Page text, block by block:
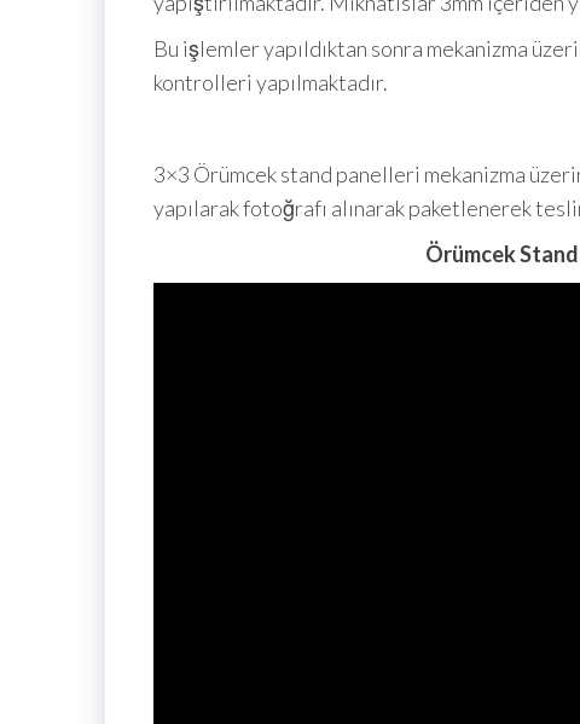
Bu işlemler yapıldıktan sonra mekanizma
kontrolleri yapılmaktadır.
3×3 Örümcek stand panelleri mekanizma
yapılarak fotoğrafı alınarak paketlenerek
Örümcek